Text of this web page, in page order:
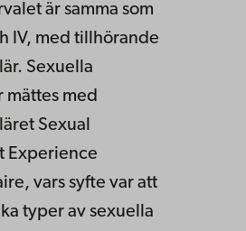
är samma som
IV, med tillhörande
Sexuella
mättes med
Sexual
Experience
vars syfte var att
typer av sexuella